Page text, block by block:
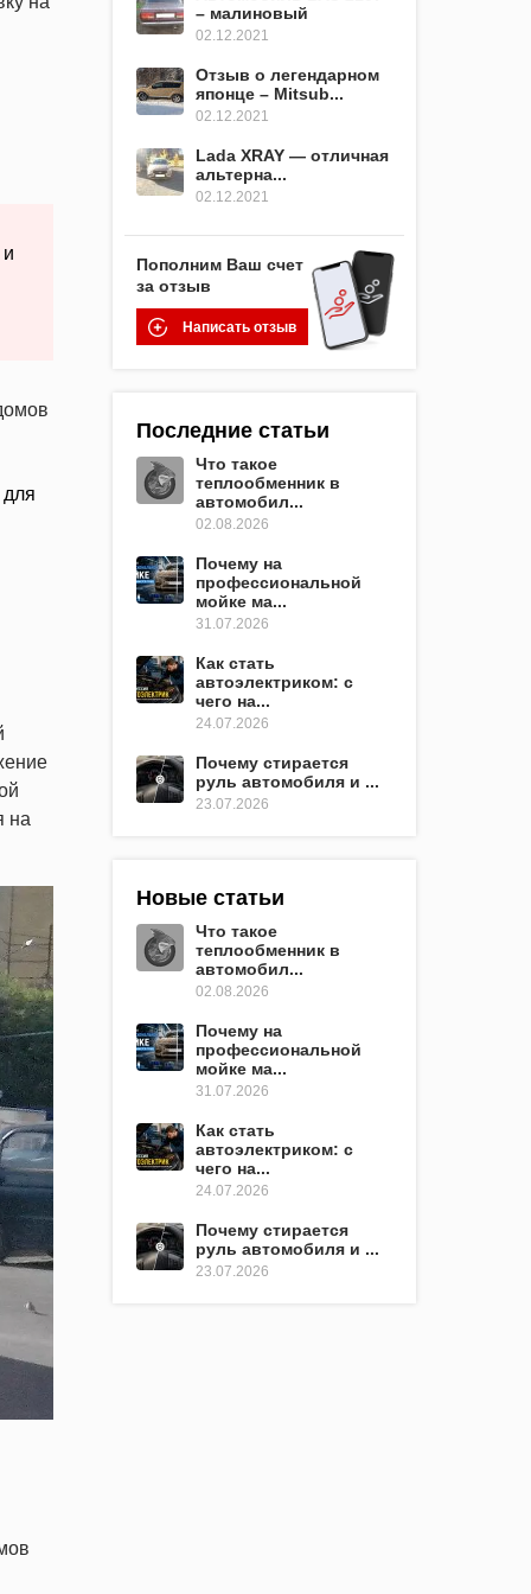
на
– малиновый
02.12.2021
Отзыв о легендарном
японце – Mitsub...
02.12.2021
Lada XRAY — отличная
альтерна...
02.12.2021
Пополним Ваш счет
за отзыв
Написать отзыв
Последние статьи
Что такое
теплообменник в
автомобил...
02.08.2026
Почему на
профессиональной
мойке ма...
31.07.2026
Как стать
автоэлектриком: с
чего на...
24.07.2026
Почему стирается
руль автомобиля и ...
23.07.2026
Новые статьи
Что такое
теплообменник в
автомобил...
02.08.2026
Почему на
профессиональной
мойке ма...
31.07.2026
Как стать
автоэлектриком: с
чего на...
24.07.2026
Почему стирается
руль автомобиля и ...
23.07.2026